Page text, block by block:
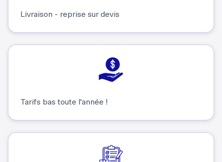
Livraison - reprise sur devis
Tarifs bas toute l'année !